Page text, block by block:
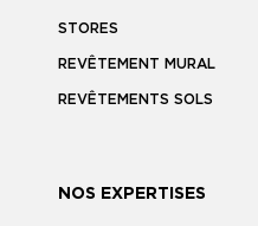
STORES
REVÊTEMENT MURAL
REVÊTEMENTS SOLS
NOS EXPERTISES